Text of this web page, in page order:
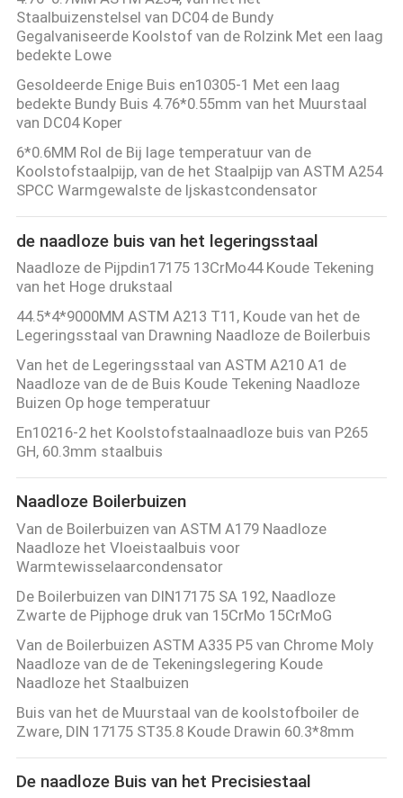
Staalbuizenstelsel van DC04 de Bundy
Gegalvaniseerde Koolstof van de Rolzink Met een laag
bedekte Lowe
Gesoldeerde Enige Buis en10305-1 Met een laag
bedekte Bundy Buis 4.76*0.55mm van het Muurstaal
van DC04 Koper
6*0.6MM Rol de Bij lage temperatuur van de
Koolstofstaalpijp, van de het Staalpijp van ASTM A254
SPCC Warmgewalste de Ijskastcondensator
de naadloze buis van het legeringsstaal
Naadloze de Pijpdin17175 13CrMo44 Koude Tekening
van het Hoge drukstaal
44.5*4*9000MM ASTM A213 T11, Koude van het de
Legeringsstaal van Drawning Naadloze de Boilerbuis
Van het de Legeringsstaal van ASTM A210 A1 de
Naadloze van de de Buis Koude Tekening Naadloze
Buizen Op hoge temperatuur
En10216-2 het Koolstofstaalnaadloze buis van P265
GH, 60.3mm staalbuis
Naadloze Boilerbuizen
Van de Boilerbuizen van ASTM A179 Naadloze
Naadloze het Vloeistaalbuis voor
Warmtewisselaarcondensator
De Boilerbuizen van DIN17175 SA 192, Naadloze
Zwarte de Pijphoge druk van 15CrMo 15CrMoG
Van de Boilerbuizen ASTM A335 P5 van Chrome Moly
Naadloze van de de Tekeningslegering Koude
Naadloze het Staalbuizen
Buis van het de Muurstaal van de koolstofboiler de
Zware, DIN 17175 ST35.8 Koude Drawin 60.3*8mm
De naadloze Buis van het Precisiestaal